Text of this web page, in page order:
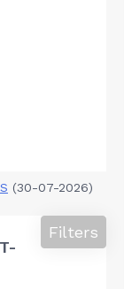
(30-07-2026)
Filters